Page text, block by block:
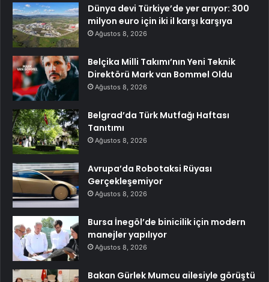
Dünya devi Türkiye’de yer arıyor: 300
milyon euro için iki il karşı karşıya
Ağustos 8, 2026
Belçika Milli Takımı’nın Yeni Teknik
Direktörü Mark van Bommel Oldu
Ağustos 8, 2026
Belgrad’da Türk Mutfağı Haftası
Tanıtımı
Ağustos 8, 2026
Avrupa’da Robotaksi Rüyası
Gerçekleşemiyor
Ağustos 8, 2026
Bursa İnegöl’de binicilik için modern
manejler yapılıyor
Ağustos 8, 2026
Bakan Gürlek Mumcu ailesiyle görüştü